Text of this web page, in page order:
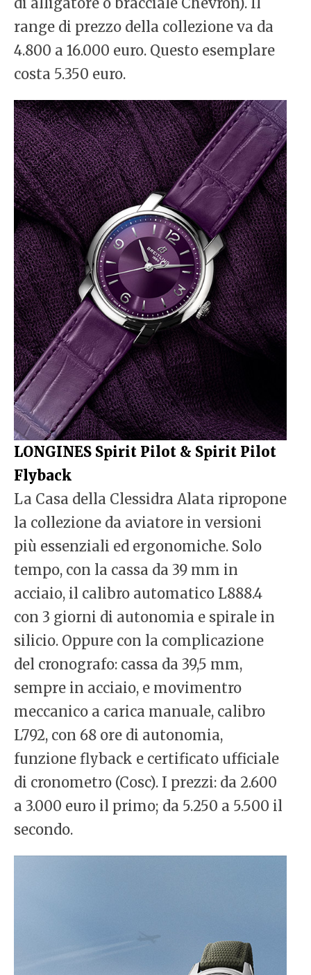
range di prezzo della collezione va da
4.800 a 16.000 euro. Questo esemplare
costa 5.350 euro.
LONGINES Spirit Pilot & Spirit Pilot
Flyback
La Casa della Clessidra Alata ripropone
la collezione da aviatore in versioni
più essenziali ed ergonomiche. Solo
tempo, con la cassa da 39 mm in
acciaio, il calibro automatico L888.4
con 3 giorni di autonomia e spirale in
silicio. Oppure con la complicazione
del cronografo: cassa da 39,5 mm,
sempre in acciaio, e movimentro
meccanico a carica manuale, calibro
L792, con 68 ore di autonomia,
funzione flyback e certificato ufficiale
di cronometro (Cosc). I prezzi: da 2.600
a 3.000 euro il primo; da 5.250 a 5.500 il
secondo.